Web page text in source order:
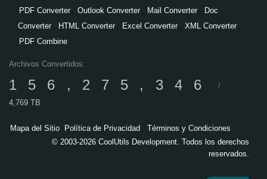
PDF Converter Outlook Converter Mail Converter
Doc
Converter
HTML Converter Excel Converter XML Converter
PDF Combine
Archivos Convertidos:
156,275,346
/
4,769 TB
Mapa del Sitio Política de Privacidad
Términos y Condiciones
© 2003-2026 CoolUtils Development. Todos los derechos
reservados.